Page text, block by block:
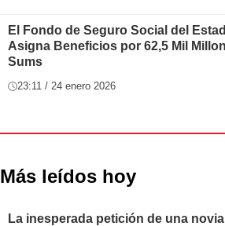
El Fondo de Seguro Social del
Asigna Beneficios por 62,5 Mil
Sums
23:11 / 24 enero 2026
Más leídos hoy
La inesperada petición de una